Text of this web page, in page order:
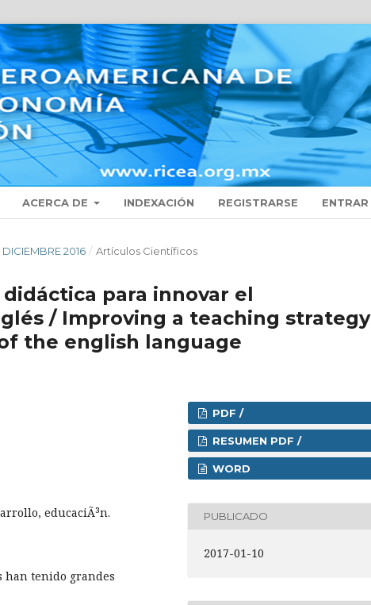
ACERCA DE INDEXACIÓN REGISTRARSE ENTRAR
2016 / Artículos Científicos
para innovar el
/ Improving a teaching strategy
the english language
educaciÃ³n.
han tenido grandes
PDF /
RESUMEN PDF /
WORD
PUBLICADO
2017-01-10